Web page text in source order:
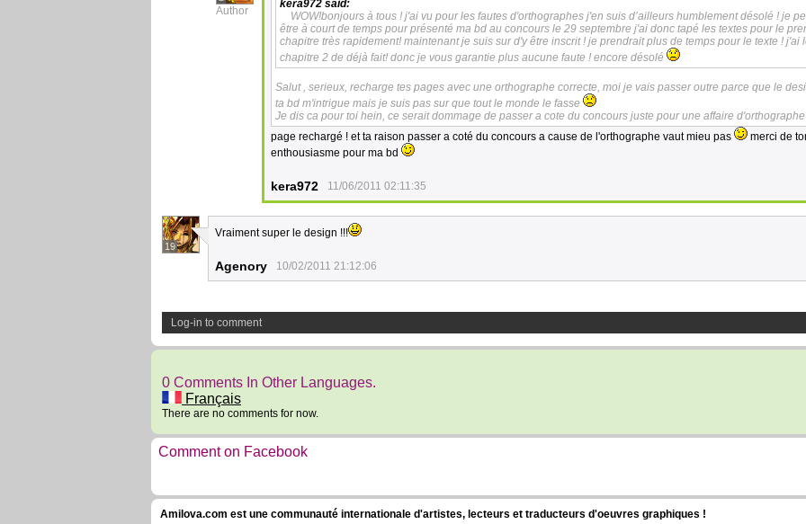
Author
kera972 said:
WOW!bonjours à tous ! j'ai vu pour les fautes d'orthographes j'en suis d’ailleurs humblement désolé ! je
être à court de temps pour présenté ma bd au concours le 29 septembre j'ai donc tapé les textes pour le
chapitre très rapidement! maintenant je suis sur d'y être inscrit ! je prendrait plus de temps pour le texte ! j'ai
chapitre 2 de déjà fait! donc je vous garantie plus aucune faute ! encore désolé
Salut , serieux, recharge tes pages avec une orthographe correcte, moi je vais passer outre parce que le
ta bd m'intrigue mais je suis pas sur que tout le monde le fasse
Je dis ca pour toi hein, ce serait dommage de passer a cote du concours juste pour une affaire
page rechargé ! et ta raison passer a coté du concours a cause de l'orthographe vaut mieu pas
merci de
enthousiasme pour ma bd
kera972 11/06/2011 02:11:35
19
Vraiment super le design !!!
Agenory 10/02/2011 21:12:06
Log-in to comment
0 Comments In Other Languages.
Français
There are no comments for now.
Comment on Facebook
Amilova.com est une communauté internationale d'artistes, lecteurs et traducteurs d'oeuvres graphiques !